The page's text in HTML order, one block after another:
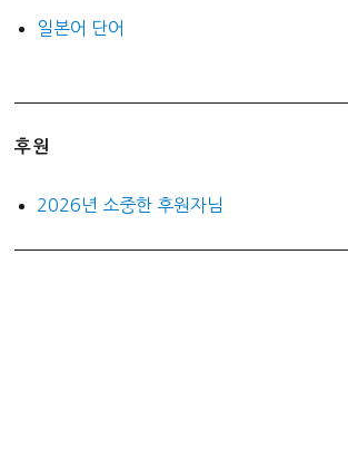
일본어 단어
후원
2026년 소중한 후원자님